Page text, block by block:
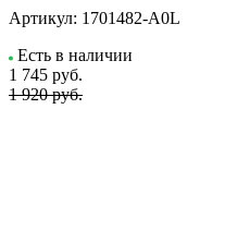
Артикул: 1701482-A0L
Есть в наличии
1 745 руб.
1 920 руб.